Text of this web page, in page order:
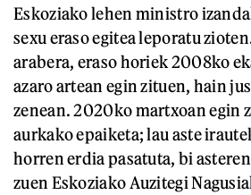
Eskoziako lehen ministro
sexu eraso egitea leporatu
arabera, eraso horiek 2008ko
azaro artean egin zituen, hain
zenean. 2020ko martxoan egin
aurkako epaiketa; lau aste
horren erdia pasatuta, bi
zuen Eskoziako Auzitegi